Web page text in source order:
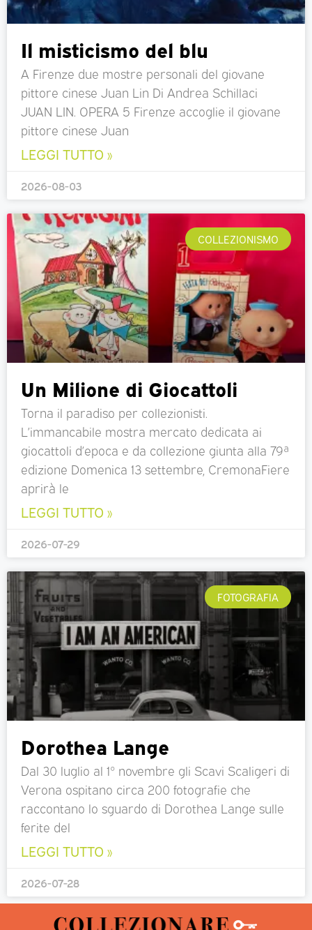
Il misticismo del blu
A Firenze due mostre personali del giovane
pittore cinese Juan Lin Di Andrea Schillaci
JUAN LIN. OPERA 5 Firenze accoglie il giovane
pittore cinese Juan
LEGGI TUTTO »
2026-08-03
COLLEZIONISMO
Un Milione di Giocattoli
Torna il paradiso per collezionisti.
L’immancabile mostra mercato dedicata ai
giocattoli d’epoca e da collezione giunta alla 79ª
edizione Domenica 13 settembre, CremonaFiere
aprirà le
LEGGI TUTTO »
2026-07-29
FOTOGRAFIA
Dorothea Lange
Dal 30 luglio al 1° novembre gli Scavi Scaligeri di
Verona ospitano circa 200 fotografie che
raccontano lo sguardo di Dorothea Lange sulle
ferite del
LEGGI TUTTO »
2026-07-28